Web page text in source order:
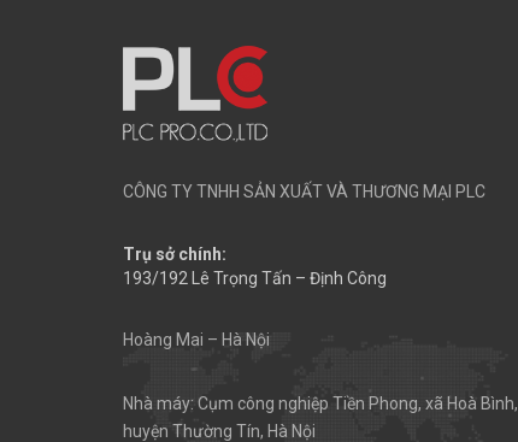
CÔNG TY TNHH SẢN XUẤT VÀ THƯƠNG MẠI PLC
Trụ sở chính:
193/192 Lê Trọng Tấn – Định Công
Hoàng Mai – Hà Nội
Nhà máy: Cụm công nghiệp Tiền Phong, xã Hoà Bình,
huyện Thường Tín, Hà Nội